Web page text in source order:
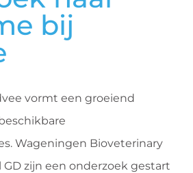
bij
vormt een groeiend
Wageningen Bioveterinary
GD zijn een onderzoek gestart